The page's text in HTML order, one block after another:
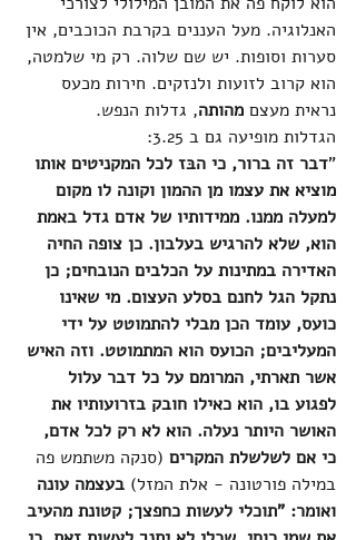
האנלוגיה. מעל העננים בקרבת הכוכבים, אין
סערות וסופות. יש שם שלוה. רק מי שלמטה,
הוא קרוב לזועות ולנזקים. חירות מכעס
נראית מעצם מהותה, גדלות הנפש.
הגדלות מופיעה גם ב 3.25:
"דבר זה ברור, כי הבּז לכל המקניטים אותו
מוציא את עצמו מן ההמון וקונה לו מקום
למעלה ממנו. ממידותיו של אדם גדל באמת
הוא, שלא להרגיש בעלבון. כן צופה החיה
האדירה במתינות על הכלבים הנובחים; כן
נתקל הגל לחנם בסלע העצום. מי שאינו
כועס, עומד הכן מבלי להתמוטט על ידי
המעליבים; הכועס הוא המתמוטט. וזה האיש
אשר תארתי, המרומם על כל דבר עלול
לפגוע בו, הוא כאילו חובק בזרועותיו את
האושר היותר נעלה. הוא לא רק לכל אדם,
כי אם לשלשלת המקרים (סנקה משתמש פה
במילה פורטונה - אלת המזל) בעצמה עונה
ואומר: ”תוכלי לעשות כחפצך; קטונת מהעיב